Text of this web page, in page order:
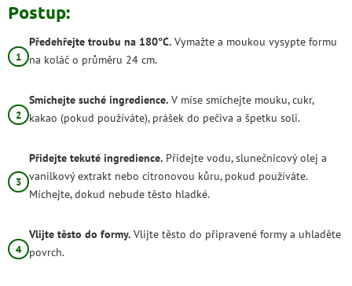
Postup:
Předehřejte troubu na 180°C.Vymažte a moukou vysypte formu
na koláč o průměru 24 cm.
Smíchejte suché ingredience.V míse smíchejte mouku, cukr,
kakao (pokud používáte), prášek do pečiva a špetku soli.
Přidejte tekuté ingredience.Přidejte vodu, slunečnicový olej a
vanilkový extrakt nebo citronovou kůru, pokud používáte.
Míchejte, dokud nebude těsto hladké.
Vlijte těsto do formy.Vlijte těsto do připravené formy a uhladěte
povrch.